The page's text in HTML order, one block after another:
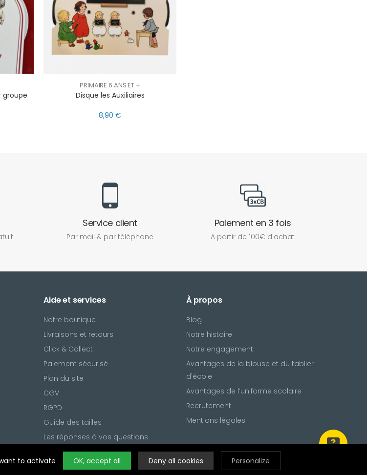
groupe
PRIMAIRE 6 ANS ET +
Disque les Auxiliaires
8,90 €
Service client
Par mail & par téléphone
Paiement en 3 fois
A partir de 100€ d'achat
Aide et services
Notre boutique
Livraisons et retours
Click & Collect
Paiement sécurisé
Plan du site
CGV
RGPD
Guide des tailles
Les réponses à vos questions
Gestion des cookies
À propos
Blog
Notre histoire
Notre engagement
Avantages de la blouse et du tablier
d'école
Avantages de l’uniforme scolaire
Recrutement
Mentions légales
Noty
to activate OK, accept all Deny all cookies Personalize